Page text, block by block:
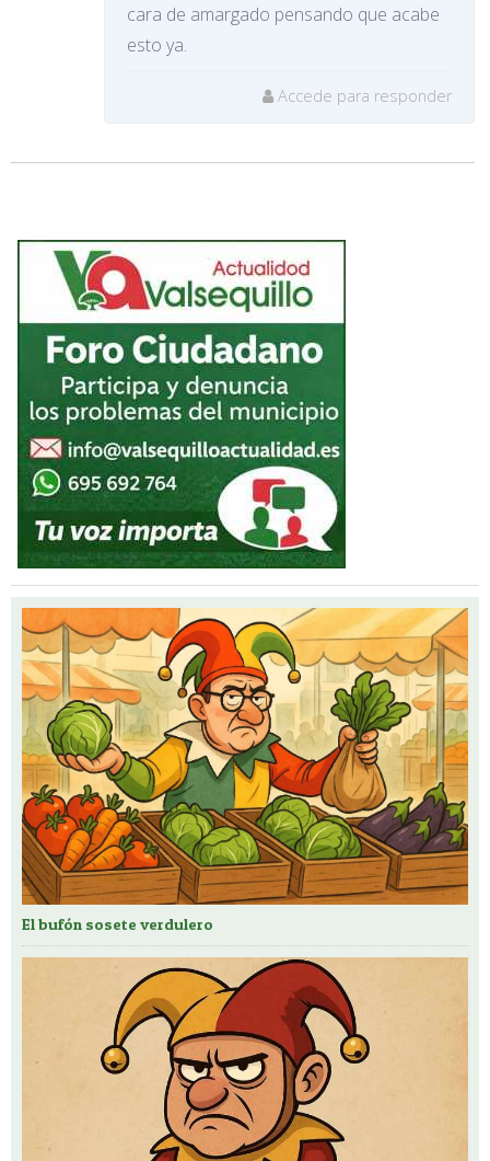
cara de amargado pensando que acabe
esto ya.
Accede para responder
El bufón sosete verdulero